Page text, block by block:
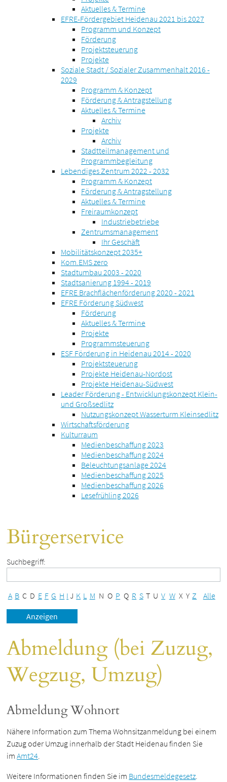
Aktuelles & Termine
EFRE-Fördergebiet Heidenau 2021 bis 2027
Programm und Konzept
Förderung
Projektsteuerung
Projekte
Soziale Stadt / Sozialer Zusammenhalt 2016 -
2029
Programm & Konzept
Förderung & Antragstellung
Aktuelles & Termine
Archiv
Projekte
Archiv
Stadtteilmanagement und
Programmbegleitung
Lebendiges Zentrum 2022 - 2032
Programm & Konzept
Förderung & Antragstellung
Aktuelles & Termine
Freiraumkonzept
Industriebetriebe
Zentrumsmanagement
Ihr Geschäft
Mobilitätskonzept 2035+
Kom.EMS zero
Stadtumbau 2003 - 2020
Stadtsanierung 1994 - 2019
EFRE Brachflächenförderung 2020 - 2021
EFRE Förderung Südwest
Förderung
Aktuelles & Termine
Projekte
Programmsteuerung
ESF Förderung in Heidenau 2014 - 2020
Projektsteuerung
Projekte Heidenau-Nordost
Projekte Heidenau-Südwest
Leader Förderung - Entwicklungskonzept Klein-
und Großsedlitz
Nutzungskonzept Wasserturm Kleinsedlitz
Wirtschaftsförderung
Kulturraum
Medienbeschaffung 2023
Medienbeschaffung 2024
Beleuchtungsanlage 2024
Medienbeschaffung 2025
Medienbeschaffung 2026
Lesefrühling 2026
Bürgerservice
Suchbegriff:
A B C D E F G H I J K L M N O P Q R S T U V W X Y Z Alle
Abmeldung (bei Zuzug,
Wegzug, Umzug)
Abmeldung Wohnort
Nähere Information zum Thema Wohnsitzanmeldung bei einem
Zuzug oder Umzug innerhalb der Stadt Heidenau finden Sie
imAmt24.
Weitere Informationen finden Sie im Bundesmeldegesetz.